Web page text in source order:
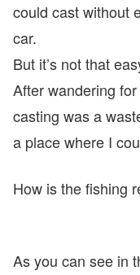
could cast without
car.
But it’s not that
After wandering
casting was a
a place where I
How is the fishing
As you can see in